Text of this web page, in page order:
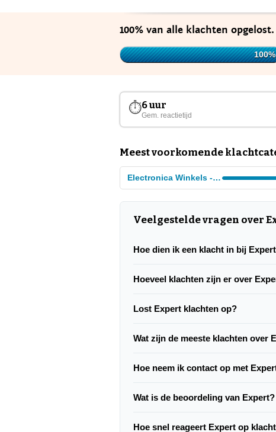
100% van alle klachten
100%
⏱6 uur
Gem. reactietijd
Meest voorkomende
Electronica Winkels - ketens
Veelgestelde vragen over
Hoe dien ik een klacht in bij
Hoeveel klachten zijn er over
Lost Expert klachten op?
Wat zijn de meeste klachten over
Hoe neem ik contact op met
Wat is de beoordeling van Expert?
Hoe snel reageert Expert op